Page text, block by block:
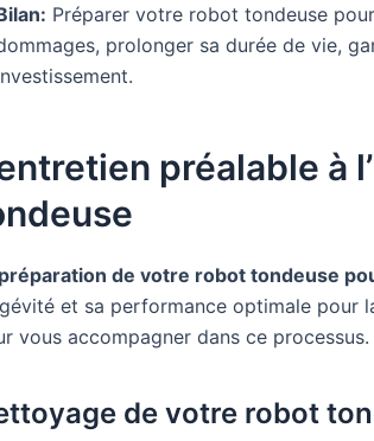
Préparer votre robot tondeuse
prolonger sa durée de vie,
préalable à
de votre robot tondeuse
et sa performance optimale pour
vous accompagner dans ce processus.
de votre robot